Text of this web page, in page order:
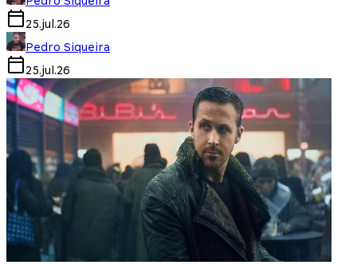
25.jul.26
Pedro Siqueira
25.jul.26